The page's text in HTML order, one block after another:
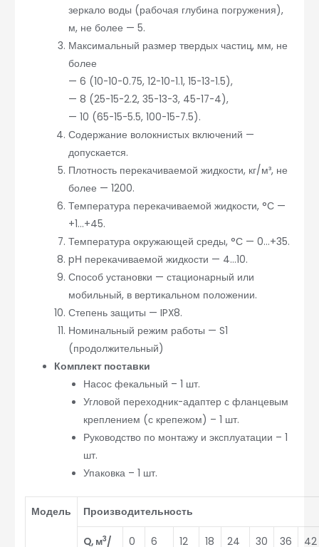
зеркало воды (рабочая глубина погружения),
м, не более — 5.
Максимальный размер твердых частиц, мм, не
более
— 6 (10-10-0.75, 12-10-1.1, 15-13-1.5),
— 8 (25-15-2.2, 35-13-3, 45-17-4),
— 10 (65-15-5.5, 100-15-7.5).
Содержание волокнистых включений —
допускается.
Плотность перекачиваемой жидкости, кг/м³, не
более — 1200.
Температура перекачиваемой жидкости, °С —
+1…+45.
Температура окружающей среды, °С — 0…+35.
pН перекачиваемой жидкости — 4…10.
Способ установки — стационарный или
мобильный, в вертикальном положении.
Степень защиты — IPX8.
Номинальный режим работы — S1
(продолжительный)
Комплект поставки
Насос фекальный – 1 шт.
Угловой переходник-адаптер с фланцевым
креплением (с крепежом) – 1 шт.
Руководство по монтажу и эксплуатации – 1
шт.
Упаковка – 1 шт.
Модель Производительность
Q, м3/ 0 6 12 18 24 30 36 42